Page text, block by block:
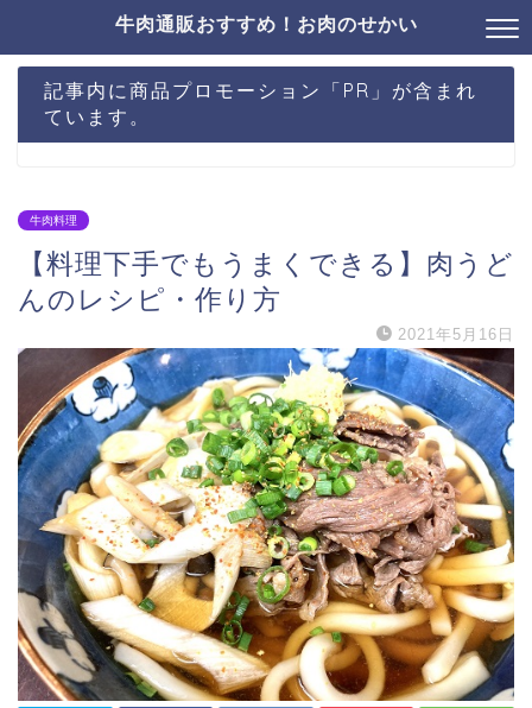
牛肉通販おすすめ！お肉のせかい
記事内に商品プロモーション「PR」が含まれ
ています。
牛肉料理
【料理下手でもうまくできる】肉うど
んのレシピ・作り方
2021年5月16日